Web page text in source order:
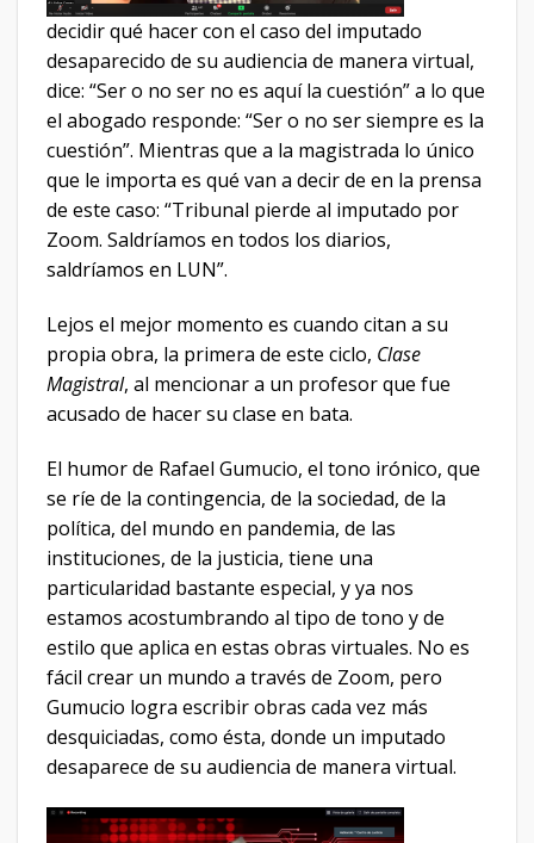
decidir qué hacer con el caso del imputado
desaparecido de su audiencia de manera virtual,
dice: “Ser o no ser no es aquí la cuestión” a lo que
el abogado responde: “Ser o no ser siempre es la
cuestión”. Mientras que a la magistrada lo único
que le importa es qué van a decir de en la prensa
de este caso: “Tribunal pierde al imputado por
Zoom. Saldríamos en todos los diarios,
saldríamos en LUN”.
Lejos el mejor momento es cuando citan a su
propia obra, la primera de este ciclo, Clase
Magistral, al mencionar a un profesor que fue
acusado de hacer su clase en bata.
El humor de Rafael Gumucio, el tono irónico, que
se ríe de la contingencia, de la sociedad, de la
política, del mundo en pandemia, de las
instituciones, de la justicia, tiene una
particularidad bastante especial, y ya nos
estamos acostumbrando al tipo de tono y de
estilo que aplica en estas obras virtuales. No es
fácil crear un mundo a través de Zoom, pero
Gumucio logra escribir obras cada vez más
desquiciadas, como ésta, donde un imputado
desaparece de su audiencia de manera virtual.